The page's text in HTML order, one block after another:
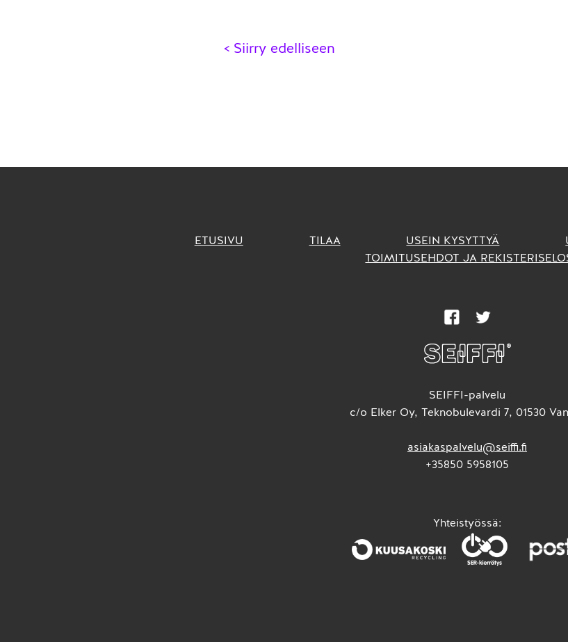
Artikkelien
< Siirry edelliseen
ETUSIVU TILAA USEIN KYSYTTYÄ
TOIMITUSEHDOT JA
SEIFFI-palvelu
c/o Elker Oy, Teknobulevardi 7, 01530
asiakaspalvelu@seiffi.fi
+35850 5958105
Yhteistyössä: